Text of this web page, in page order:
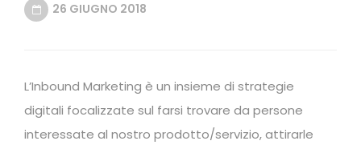
26 GIUGNO 2018
L’Inbound Marketing è un insieme di strategie
digitali focalizzate sul farsi trovare da persone
interessate al nostro prodotto/servizio, attirarle